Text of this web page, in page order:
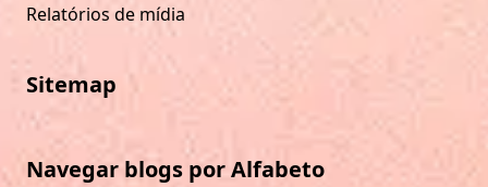
Relatórios de mídia
Sitemap
Navegar blogs por Alfabeto